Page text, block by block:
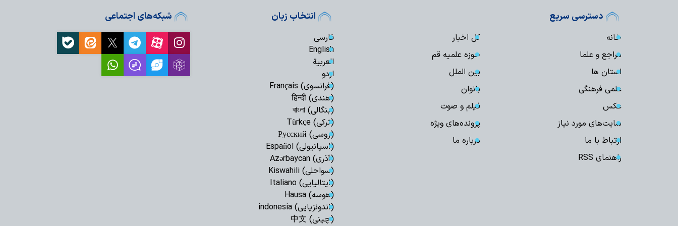
اطعام روزانه ۲۰ هزار زائر در حرم بانوی
کرامت تا پایان ماه صفر
حفظ تنگه هرمز، اولویت راهبردی کشور
است / دشمن به هیچ تعهدی پایبند…
۱۰ ویژگی پیامبر(ص) در آیه ۱۵۷ سوره
بهره‌مندی از حکمت الهی از مهمترن برکات
قم احداث می‌شود
هم‌افزایی همه دستگاه‌ها است
مرکز پژوهش‌های اسلامی معصومیه
دسترسی سریع
خانه
کل اخبار
مراجع و علما
حوزه علمیه قم
استان ها
بین الملل
علمی فرهنگی
بانوان
عکس
فیلم و صوت
سایت‌های مورد نیاز
پرونده‌های ویژه
ارتباط با ما
درباره ما
راهنمای RSS
انتخاب زبان
فارسی
English
العربیة
اردو
(فرانسوی) Français
(هندی) हिन्दी
(بنگالی) বাংলা
(ترکی) Türkçe
(روسی) Русский
(اسپانیولی) Español
(آذری) Azərbaycan
(سواحلی) Kiswahili
(ایتالیایی) Italiano
(هوسه) Hausa
(اندونزیایی) indonesia
(چینی) 中文
شبکه‌های اجتماعی